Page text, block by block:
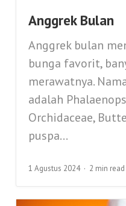
Anggrek Bulan
Anggrek bulan
bunga favorit,
merawatnya.
adalah
Orchidaceae,
puspa...
1 Agustus 2024 2 min read